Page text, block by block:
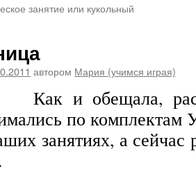
занятие или кукольный
автором Мария (учимся играя)
Как и обещала,
по
занятиях, а сейчас